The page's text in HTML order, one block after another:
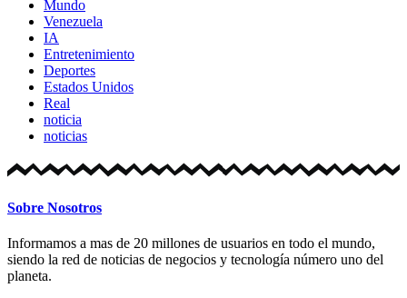
Mundo
Venezuela
IA
Entretenimiento
Deportes
Estados Unidos
Real
noticia
noticias
Sobre Nosotros
Informamos a mas de 20 millones de usuarios en todo el mundo,
siendo la red de noticias de negocios y tecnología número uno del
planeta.